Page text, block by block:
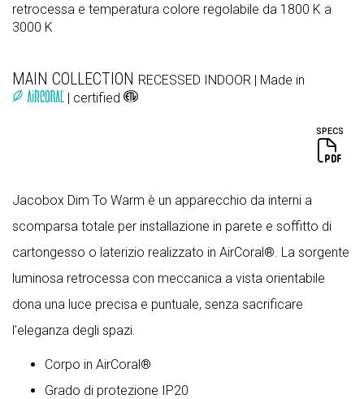
retrocessa e temperatura colore regolabile da 1800 K a
3000 K
MAIN COLLECTION RECESSED INDOOR | Made in
| certified
SPECS
Jacobox Dim To Warm è un apparecchio da interni a
scomparsa totale per installazione in parete e soffitto di
cartongesso o laterizio realizzato in AirCoral®. La sorgente
luminosa retrocessa con meccanica a vista orientabile
dona una luce precisa e puntuale, senza sacrificare
l’eleganza degli spazi.
Corpo in AirCoral®
Grado di protezione IP20